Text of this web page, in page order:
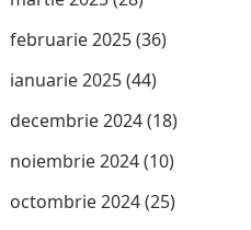
februarie 2025(36)
ianuarie 2025(44)
decembrie 2024(18)
noiembrie 2024(10)
octombrie 2024(25)